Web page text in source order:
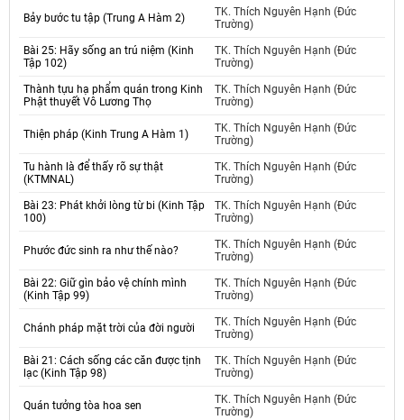
Bảy bước tu tập (Trung A Hàm 2)
TK. Thích Nguyên Hạnh (Đức
Trường)
Bài 25: Hãy sống an trú niệm (Kinh
Tập 102)
TK. Thích Nguyên Hạnh (Đức
Trường)
Thành tựu hạ phẩm quán trong Kinh
Phật thuyết Vô Lương Thọ
TK. Thích Nguyên Hạnh (Đức
Trường)
Thiện pháp (Kinh Trung A Hàm 1)
TK. Thích Nguyên Hạnh (Đức
Trường)
Tu hành là để thấy rõ sự thật
(KTMNAL)
TK. Thích Nguyên Hạnh (Đức
Trường)
Bài 23: Phát khởi lòng từ bi (Kinh Tập
100)
TK. Thích Nguyên Hạnh (Đức
Trường)
Phước đức sinh ra như thế nào?
TK. Thích Nguyên Hạnh (Đức
Trường)
Bài 22: Giữ gìn bảo vệ chính mình
(Kinh Tập 99)
TK. Thích Nguyên Hạnh (Đức
Trường)
Chánh pháp mặt trời của đời người
TK. Thích Nguyên Hạnh (Đức
Trường)
Bài 21: Cách sống các căn được tịnh
lạc (Kinh Tập 98)
TK. Thích Nguyên Hạnh (Đức
Trường)
Quán tưởng tòa hoa sen
TK. Thích Nguyên Hạnh (Đức
Trường)